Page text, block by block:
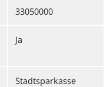
33050000
Ja
Stadtsparkasse